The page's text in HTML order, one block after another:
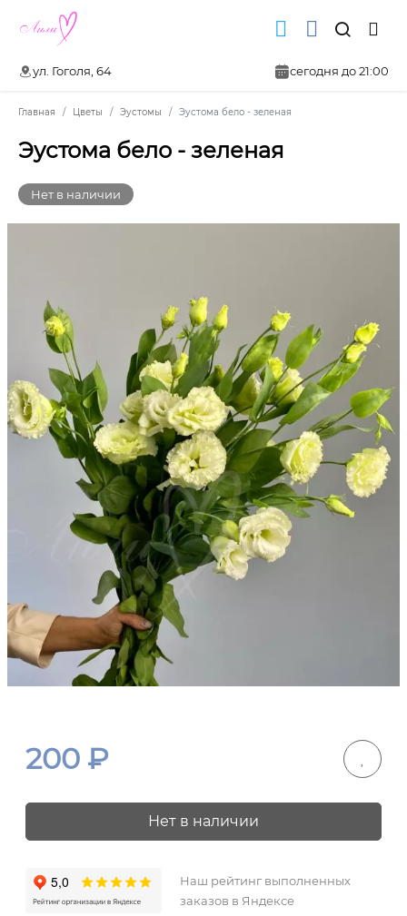
ул. Гоголя, 64 сегодня до 21:00
Главная Цветы Эустомы Эустома бело - зеленая
Эустома бело - зеленая
Нет в наличии
200 ₽
Нет в наличии
Наш рейтинг выполненных
заказов в Яндексе